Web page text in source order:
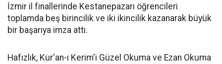
İzmir il finallerinde Kestanepazarı öğrencileri
toplamda beş birincilik ve iki ikincilik kazanarak büyük
bir başarıya imza attı.
Hafızlık, Kur'an-ı Kerim'i Güzel Okuma ve Ezan Okuma